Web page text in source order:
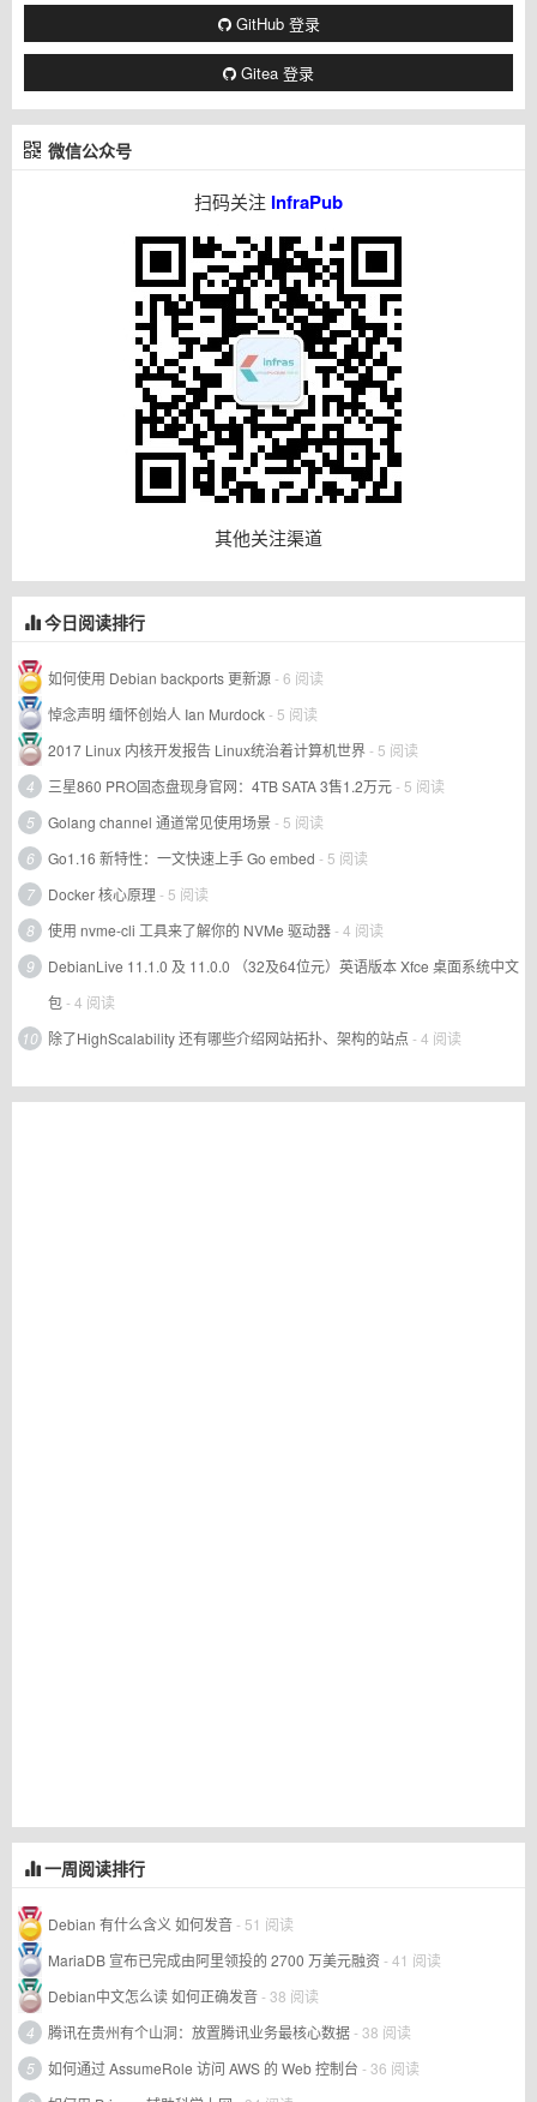
GitHub 登录
Gitea 登录
微信公众号
扫码关注 InfraPub
其他关注渠道
今日阅读排行
如何使用 Debian backports 更新源- 6 阅读
悼念声明 缅怀创始人 Ian Murdock- 5 阅读
2017 Linux 内核开发报告 Linux统治着计算机世界- 5 阅读
4
三星860 PRO固态盘现身官网：4TB SATA 3售1.2万元- 5 阅读
5
Golang channel 通道常见使用场景- 5 阅读
6
Go1.16 新特性：一文快速上手 Go embed - 5 阅读
7
Docker 核心原理- 5 阅读
8
使用 nvme-cli 工具来了解你的 NVMe 驱动器- 4 阅读
9
DebianLive 11.1.0 及 11.0.0 （32及64位元）英语版本 Xfce 桌面系统中文
包- 4 阅读
10 除了HighScalability 还有哪些介绍网站拓扑、架构的站点 - 4 阅读
一周阅读排行
Debian 有什么含义 如何发音- 51 阅读
MariaDB 宣布已完成由阿里领投的 2700 万美元融资 - 41 阅读
Debian中文怎么读 如何正确发音- 38 阅读
4
腾讯在贵州有个山洞：放置腾讯业务最核心数据- 38 阅读
5
如何通过 AssumeRole 访问 AWS 的 Web 控制台 - 36 阅读